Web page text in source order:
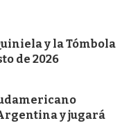
y la Tómbola
de 2026
y jugará